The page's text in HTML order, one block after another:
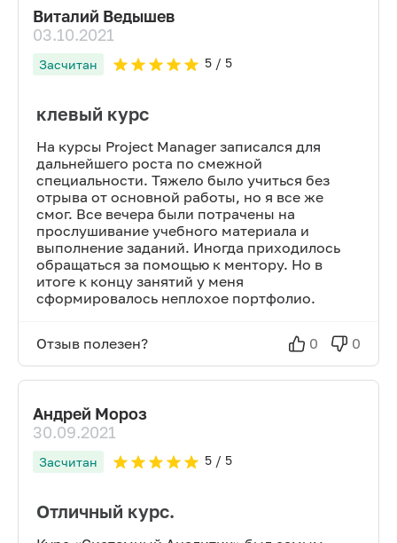
Виталий Ведышев
03.10.2021
Засчитан 5/ 5
клевый курс
На курсы Project Manager записался для
дальнейшего роста по смежной
специальности. Тяжело было учиться без
отрыва от основной работы, но я все же
смог. Все вечера были потрачены на
прослушивание учебного материала и
выполнение заданий. Иногда приходилось
обращаться за помощью к ментору. Но в
итоге к концу занятий у меня
сформировалось неплохое портфолио.
Отзыв полезен? 0 0
Андрей Мороз
30.09.2021
Засчитан 5/ 5
Отличный курс.